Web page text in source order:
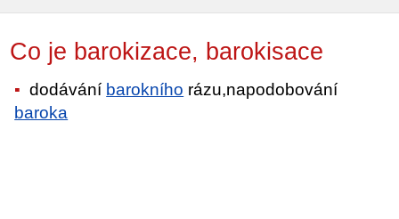
Co je barokizace, barokisace
dodávání barokního rázu,napodobování
baroka